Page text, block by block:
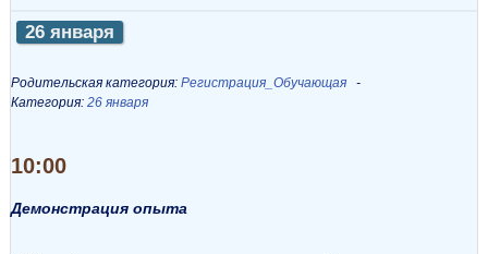
26 января
Родительская категория: Регистрация_Обучающая
Категория: 26 января
10:00
Демонстрация опыта